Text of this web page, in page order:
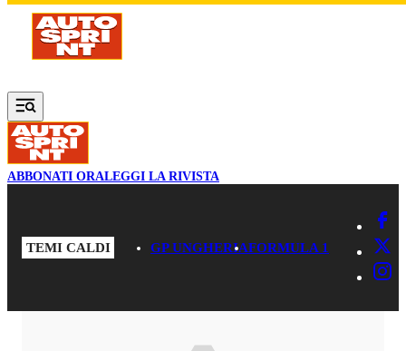
Vai al contenuto principale
ABBONATI ORALEGGI LA RIVISTA
TEMI CALDI GP UNGHERIAFORMULA 1